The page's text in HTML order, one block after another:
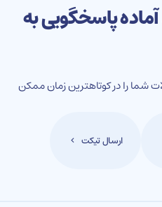
آماده پاسخگویی به
شما را در کوتاهترین زمان ممکن
ارسال تیکت